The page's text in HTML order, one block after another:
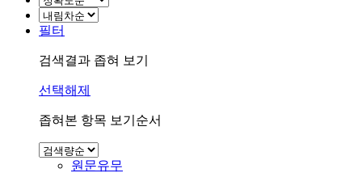
필터
검색결과 좁혀 보기
선택해제
좁혀본 항목 보기순서
원문유무